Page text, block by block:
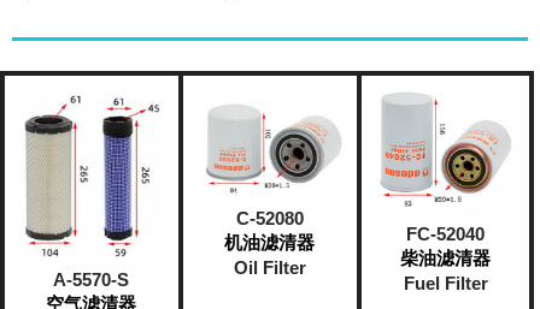
A-5570-S
空气滤清器
C-52080
机油滤清器
Oil Filter
FC-52040
柴油滤清器
Fuel Filter